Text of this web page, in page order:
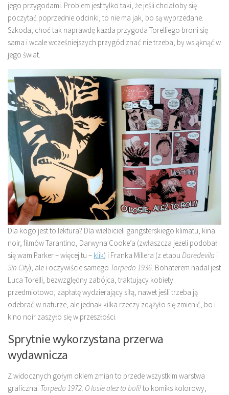
jego przygodami. Problem jest tylko taki, że jeśli chciałoby się
poczytać poprzednie odcinki, to nie ma jak, bo są wyprzedane.
Szkoda, choć tak naprawdę każda przygoda Torelliego broni się
sama i wcale wcześniejszych przygód znać nie trzeba, by wsiąknąć w
jego świat.
Dla kogo jest to lektura? Dla wielbicieli gangsterskiego klimatu, kina
noir, filmów Tarantino, Darwyna Cooke’a (zwłaszcza jeżeli podobał
się wam Parker – więcej tu – klik) i Franka Millera (z etapu Daredevila i
Sin City), ale i oczywiście samego Torpedo 1936. Bohaterem nadal jest
Luca Torelli, bezwzględny zabójca, traktujący kobiety
przedmiotowo, zapłatę wydzierający siłą, nawet jeśli trzeba ją
odebrać w naturze, ale jednak kilka rzeczy zdążyło się zmienić, bo i
kino noir zaszyło się w przeszłości.
Sprytnie wykorzystana przerwa
wydawnicza
Z widocznych gołym okiem zmian to przede wszystkim warstwa
graficzna. Torpedo 1972. O losie ależ to boli!to komiks kolorowy,